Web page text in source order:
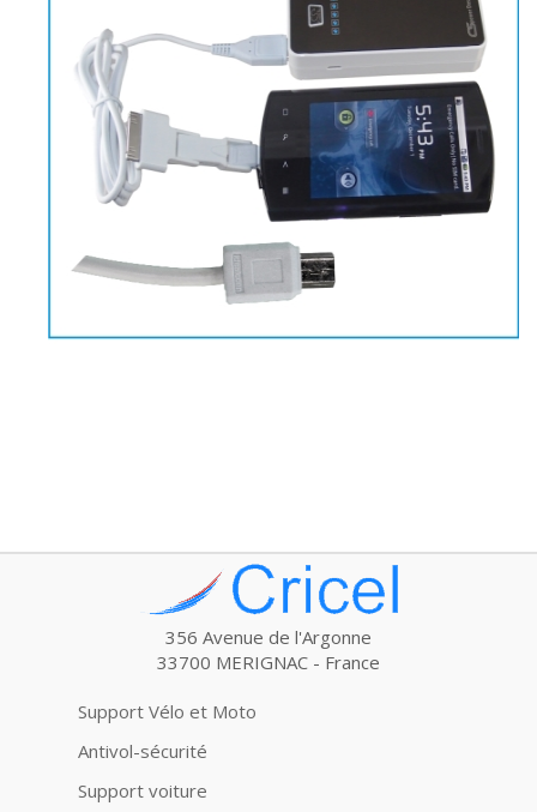
356 Avenue de l'Argonne
33700 MERIGNAC - France
Support Vélo et Moto
Antivol-sécurité
Support voiture